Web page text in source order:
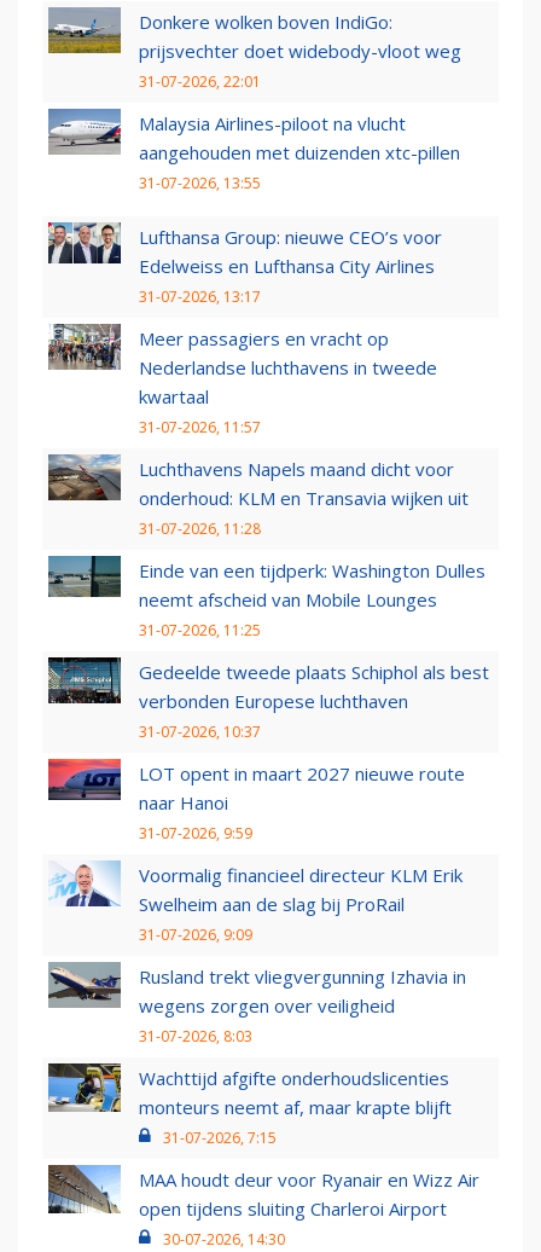
Donkere wolken boven IndiGo:
prijsvechter doet widebody-vloot weg
31-07-2026, 22:01
Malaysia Airlines-piloot na vlucht
aangehouden met duizenden xtc-pillen
31-07-2026, 13:55
Lufthansa Group: nieuwe CEO’s voor
Edelweiss en Lufthansa City Airlines
31-07-2026, 13:17
Meer passagiers en vracht op
Nederlandse luchthavens in tweede
kwartaal
31-07-2026, 11:57
Luchthavens Napels maand dicht voor
onderhoud: KLM en Transavia wijken uit
31-07-2026, 11:28
Einde van een tijdperk: Washington Dulles
neemt afscheid van Mobile Lounges
31-07-2026, 11:25
Gedeelde tweede plaats Schiphol als best
verbonden Europese luchthaven
31-07-2026, 10:37
LOT opent in maart 2027 nieuwe route
naar Hanoi
31-07-2026, 9:59
Voormalig financieel directeur KLM Erik
Swelheim aan de slag bij ProRail
31-07-2026, 9:09
Rusland trekt vliegvergunning Izhavia in
wegens zorgen over veiligheid
31-07-2026, 8:03
Wachttijd afgifte onderhoudslicenties
monteurs neemt af, maar krapte blijft
31-07-2026, 7:15
MAA houdt deur voor Ryanair en Wizz Air
open tijdens sluiting Charleroi Airport
30-07-2026, 14:30